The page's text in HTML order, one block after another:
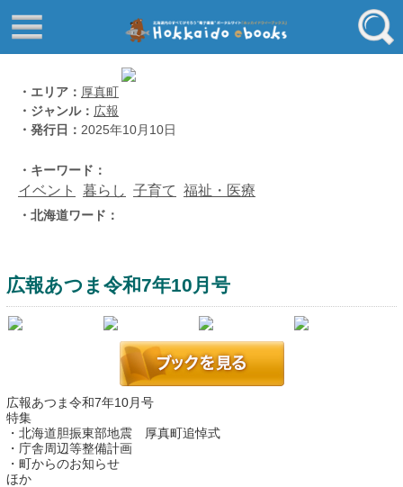
キーワード
・エリア： 厚真町
・ジャンル： 広報
・発行日： 2025年10月10日
・キーワード：
イベント 暮らし 子育て 福祉・医療
・北海道ワード：
広報あつま令和7年10月号
広報あつま令和7年10月号
特集
・北海道胆振東部地震 厚真町追悼式
・庁舎周辺等整備計画
・町からのお知らせ
ほか
はじめてご利用される方へ
ふるさと納税ebooks
学校ebooks
北海道立文書館赤れんが
コンテンツ
千歳市
喜茂別町
北海道の病院ebooks
創成研究機構の本棚
全国健康保険協会